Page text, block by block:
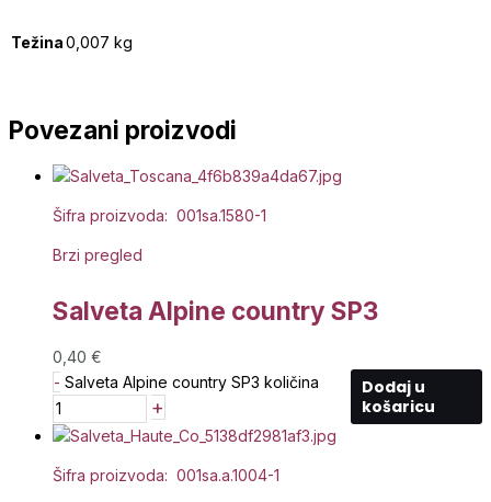
Težina0,007 kg
Povezani proizvodi
Šifra proizvoda: 001sa.1580-1
Brzi pregled
Salveta Alpine country SP3
0,40 €
- Salveta Alpine country SP3 količina
+
Dodaj u
košaricu
Šifra proizvoda: 001sa.a.1004-1